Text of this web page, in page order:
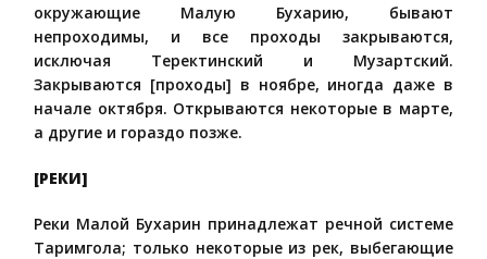
окружающие Малую Бухарию, бывают
непроходимы, и все проходы закрываются,
исключая Теректинский и Музартский.
Закрываются [проходы] в ноябре, иногда даже в
начале октября. Открываются некоторые в марте,
а другие и гораздо позже.
[РЕКИ]
Реки Малой Бухарин принадлежат речной системе
Таримгола; только некоторые из рек, выбегающие